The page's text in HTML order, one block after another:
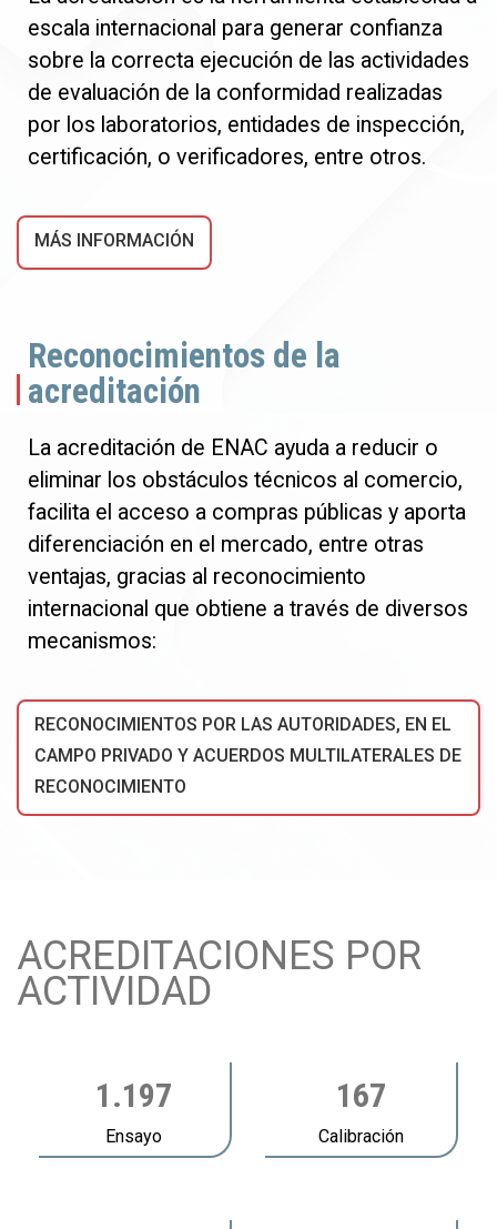
escala internacional para generar confianza
sobre la correcta ejecución de las actividades
de evaluación de la conformidad realizadas
por los laboratorios, entidades de inspección,
certificación, o verificadores, entre otros.
MÁS INFORMACIÓN
Reconocimientos de la
acreditación
La acreditación de ENAC ayuda a reducir o
eliminar los obstáculos técnicos al comercio,
facilita el acceso a compras públicas y aporta
diferenciación en el mercado, entre otras
ventajas, gracias al reconocimiento
internacional que obtiene a través de diversos
mecanismos:
RECONOCIMIENTOS POR LAS AUTORIDADES, EN EL
CAMPO PRIVADO Y ACUERDOS MULTILATERALES DE
RECONOCIMIENTO
ACREDITACIONES POR
ACTIVIDAD
1.197
Ensayo
167
Calibración